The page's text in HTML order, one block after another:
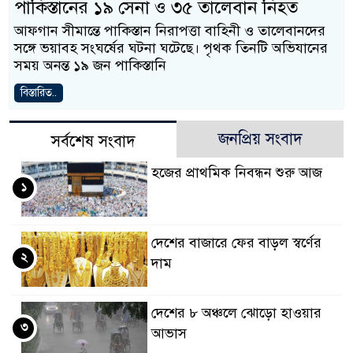
পাকিস্তানের ১৯ সেনা ও ৩৫ তালেবান নিহত
আফগান সীমান্তে পাকিস্তান নিরাপত্তা বাহিনী ও তালেবানদের
সঙ্গে ভয়াবহ সংঘর্ষের ঘটনা ঘটেছে। পৃথক তিনটি অভিযানের
সময় অনন্ত ১৯ জন পাকিস্তানি
বিস্তারিত..
সর্বশেষ সংবাদ জনপ্রিয় সংবাদ
হজের প্রাথমিক নিবন্ধন শুরু আজ
১
দেশের বাজারে ফের বাড়ল স্বর্ণের
দাম
২
দেশের ৮ অঞ্চলে ঝোড়ো হাওয়ার
আভাস
৩